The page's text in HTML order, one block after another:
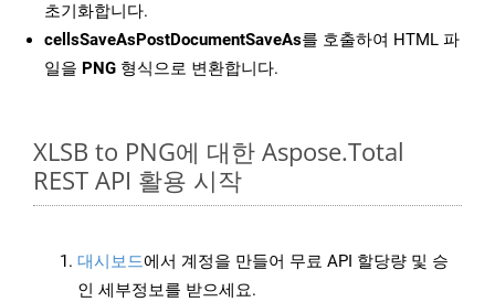
초기화합니다.
cellsSaveAsPostDocumentSaveAs를 호출하여 HTML 파
일을 PNG 형식으로 변환합니다.
XLSB to PNG에 대한 Aspose.Total
REST API 활용 시작
대시보드에서 계정을 만들어 무료 API 할당량 및 승
인 세부정보를 받으세요.